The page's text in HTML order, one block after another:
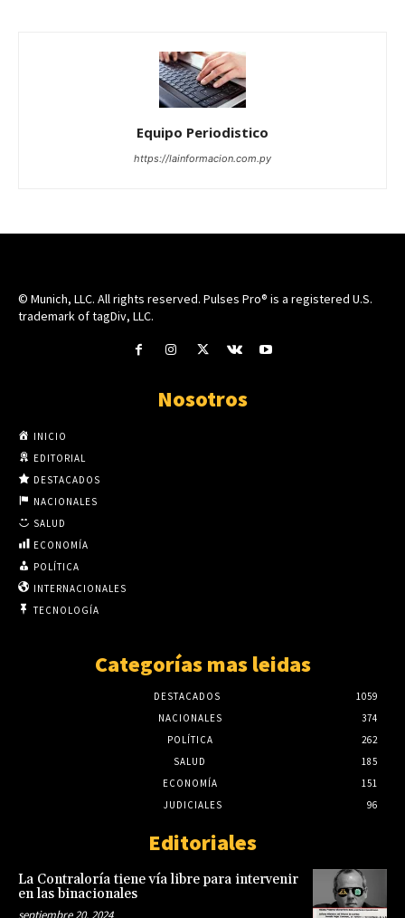
Equipo Periodistico
https://lainformacion.com.py
© Munich, LLC. All rights reserved. Pulses Pro® is a registered U.S.
trademark of tagDiv, LLC.
Nosotros
INICIO
EDITORIAL
DESTACADOS
NACIONALES
SALUD
ECONOMÍA
POLÍTICA
INTERNACIONALES
TECNOLOGÍA
Categorías mas leidas
DESTACADOS
1059
NACIONALES
374
POLÍTICA
262
SALUD
185
ECONOMÍA
151
JUDICIALES
96
Editoriales
La Contraloría tiene vía libre para intervenir
en las binacionales
septiembre 20, 2024